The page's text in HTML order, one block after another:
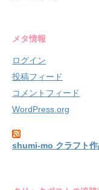
メタ情報
ログイン
投稿フィード
コメントフィード
WordPress.org
shumi-mo クラフト作